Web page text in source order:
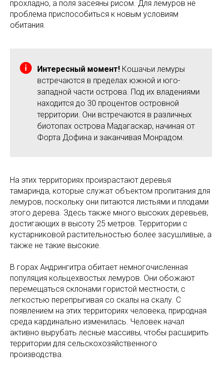
прохладно, а поля засеяны рисом. Для лемуров не
проблема приспособиться к новым условиям
обитания.
Интересный момент! Кошачьи лемуры
встречаются в пределах южной и юго-
западной части острова. Под их владениями
находится до 30 процентов островной
территории. Они встречаются в различных
биотопах острова Мадагаскар, начиная от
Форта Дофина и заканчивая Монрадом.
На этих территориях произрастают деревья
тамаринда, которые служат объектом пропитания для
лемуров, поскольку они питаются листьями и плодами
этого дерева. Здесь также много высоких деревьев,
достигающих в высоту 25 метров. Территории с
кустарниковой растительностью более засушливые, а
также не такие высокие.
В горах Андрингитра обитает немногочисленная
популяция кольцехвостых лемуров. Они обожают
перемещаться склонами гористой местности, с
легкостью перепрыгивая со скалы на скалу. С
появлением на этих территориях человека, природная
среда кардинально изменилась. Человек начал
активно вырубать лесные массивы, чтобы расширить
территории для сельскохозяйственного
производства.